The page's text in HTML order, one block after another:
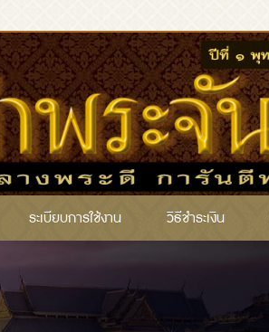
ระเบียบการใช้งาน วิธีชำระเงิน